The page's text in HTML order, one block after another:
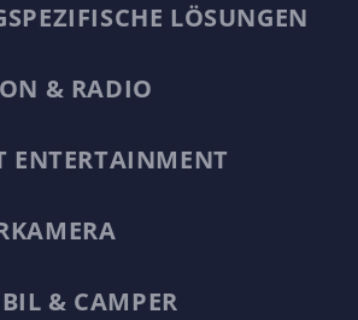
LÖSUNGEN
& RADIO
ENTERTAINMENT
& CAMPER